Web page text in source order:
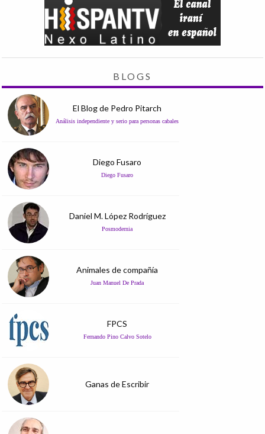
BLOGS
El Blog de Pedro Pitarch
Análisis independiente y serio para personas cabales
Diego Fusaro
Diego Fusaro
Daniel M. López Rodríguez
Posmodernia
Animales de compañía
Juan Manuel De Prada
FPCS
Fernando Pino Calvo Sotelo
Ganas de Escribir